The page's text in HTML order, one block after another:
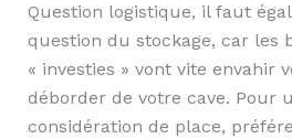
Question logistique, il faut
question du stockage, car les
« investies » vont vite envahir
déborder de votre cave. Pour
considération de place,